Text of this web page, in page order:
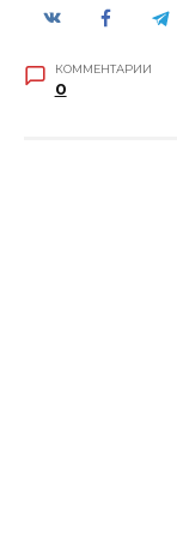
КОММЕНТАРИИ
0